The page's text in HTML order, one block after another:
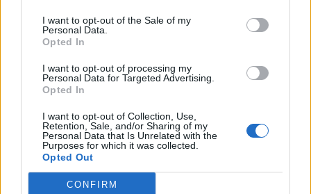
I want to opt-out of the Sale of my
Personal Data.
Opted In
I want to opt-out of processing my
Personal Data for Targeted Advertising.
Opted In
I want to opt-out of Collection, Use,
Retention, Sale, and/or Sharing of my
Personal Data that Is Unrelated with the
Purposes for which it was collected.
Opted Out
CONFIRM